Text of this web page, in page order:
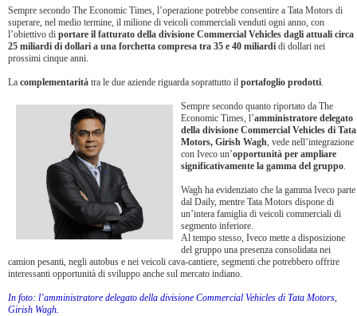
Sempre secondo The Economic Times, l’operazione potrebbe consentire a Tata Motors di
superare, nel medio termine, il milione di veicoli commerciali venduti ogni anno, con
l’obiettivo di portare il fatturato della divisione Commercial Vehicles dagli attuali circa
25 miliardi di dollari a una forchetta compresa tra 35 e 40 miliardi di dollari nei
prossimi cinque anni.
La complementarità tra le due aziende riguarda soprattutto il portafoglio prodotti.
Sempre secondo quanto riportato da The
Economic Times, l’amministratore delegato
della divisione Commercial Vehicles di Tata
Motors, Girish Wagh, vede nell’integrazione
con Iveco un’opportunità per ampliare
significativamente la gamma del gruppo.
Wagh ha evidenziato che la gamma Iveco parte
dal Daily, mentre Tata Motors dispone di
un’intera famiglia di veicoli commerciali di
segmento inferiore.
Al tempo stesso, Iveco mette a disposizione
del gruppo una presenza consolidata nei
camion pesanti, negli autobus e nei veicoli cava-cantiere, segmenti che potrebbero offrire
interessanti opportunità di sviluppo anche sul mercato indiano.
In foto: l’amministratore delegato della divisione Commercial Vehicles di Tata Motors,
Girish Wagh.